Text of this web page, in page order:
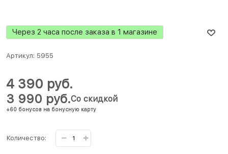
Через 2 часа после заказа в 1 магазине
Артикул: 5955
3 990 руб.
+60 бонусов на бонусную карту
Со скидкой
4 390 руб.
Количество: